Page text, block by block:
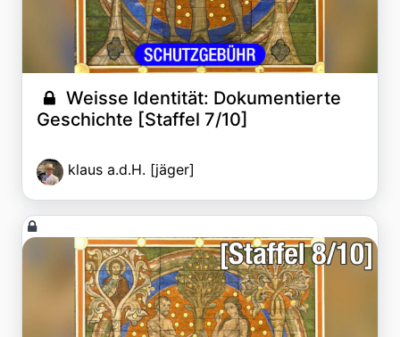
Weisse Identität: Dokumentierte
Geschichte [Staffel 7/10]
klaus a.d.H. [jäger]